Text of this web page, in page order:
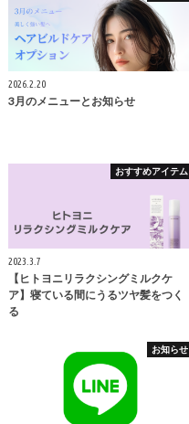
2026.2.20
3月のメニューとお知らせ
おすすめアイテム
2023.3.7
【ヒトヨニリラクシングミルクケ
ア】寝ている間にうるツヤ髪をつく
る
お知らせ